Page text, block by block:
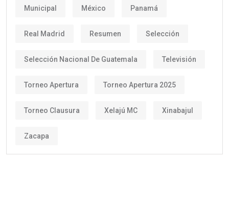
Municipal México Panamá
Real Madrid Resumen Selección
Selección Nacional De Guatemala Televisión
Torneo Apertura Torneo Apertura 2025
Torneo Clausura Xelajú MC Xinabajul
Zacapa